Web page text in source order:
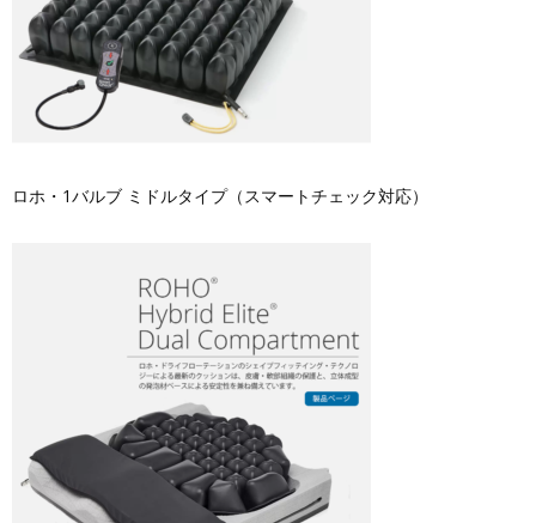
ロホ・1バルブ ミドルタイプ（スマートチェック対応）